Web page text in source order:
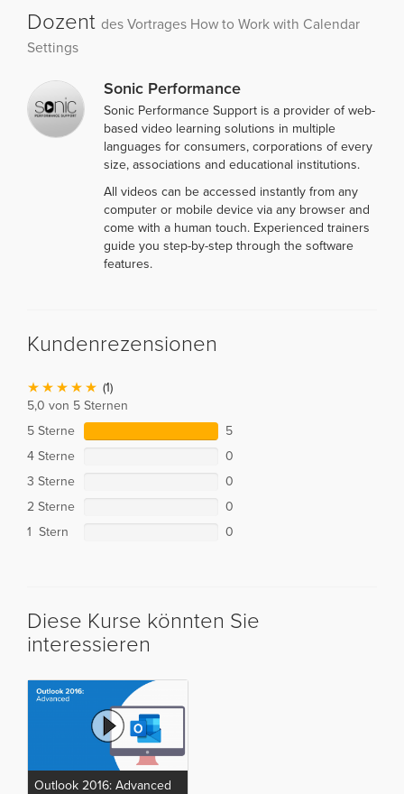
Dozent des Vortrages How to Work with Calendar
Settings
Sonic Performance
Sonic Performance Support is a provider of web-
based video learning solutions in multiple
languages for consumers, corporations of every
size, associations and educational institutions.
All videos can be accessed instantly from any
computer or mobile device via any browser and
come with a human touch. Experienced trainers
guide you step-by-step through the software
features.
Kundenrezensionen
(1)
5,0 von 5 Sternen
5 Sterne
5
4 Sterne
0
3 Sterne
0
2 Sterne
0
1 Stern
0
Diese Kurse könnten Sie
interessieren
Outlook 2016: Advanced